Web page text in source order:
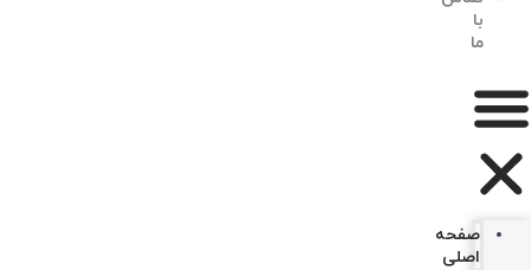
با
ما
صفحه
اصلی